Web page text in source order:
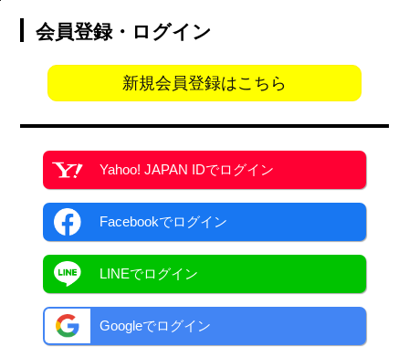
会員登録・ログイン
新規会員登録はこちら
Yahoo! JAPAN IDでログイン
Facebookでログイン
LINEでログイン
Googleでログイン